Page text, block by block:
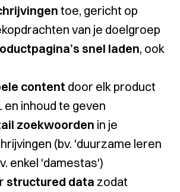
toe, gericht op
van je doelgroep
snel laden, ook
content door elk product
en inhoud te geven
zoekwoorden in je
(bv. 'duurzame leren
enkel 'damestas')
structured data zodat